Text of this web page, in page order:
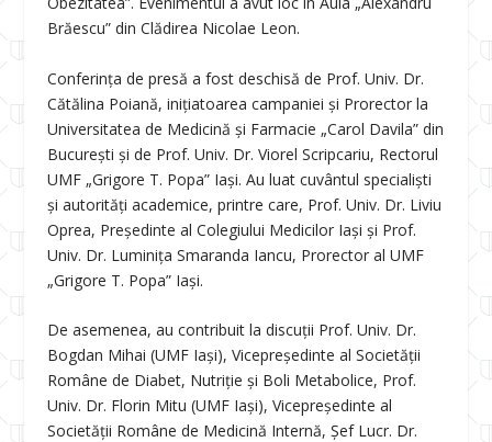
Brăescu” din Clădirea Nicolae Leon.
Conferința de presă a fost deschisă de Prof. Univ. Dr.
Cătălina Poiană, inițiatoarea campaniei și Prorector la
Universitatea de Medicină și Farmacie „Carol Davila” din
București și de Prof. Univ. Dr. Viorel Scripcariu, Rectorul
UMF „Grigore T. Popa” Iași. Au luat cuvântul specialiști
și autorități academice, printre care, Prof. Univ. Dr. Liviu
Oprea, Președinte al Colegiului Medicilor Iași și Prof.
Univ. Dr. Luminița Smaranda Iancu, Prorector al UMF
„Grigore T. Popa” Iași.
De asemenea, au contribuit la discuții Prof. Univ. Dr.
Bogdan Mihai (UMF Iași), Vicepreședinte al Societății
Române de Diabet, Nutriție și Boli Metabolice, Prof.
Univ. Dr. Florin Mitu (UMF Iași), Vicepreședinte al
Societății Române de Medicină Internă, Șef Lucr. Dr.